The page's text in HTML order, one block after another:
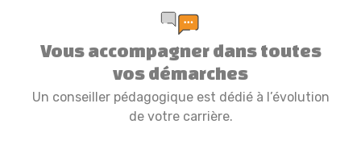
Vous accompagner dans toutes
vos démarches
Un conseiller pédagogique est dédié à l’évolution
de votre carrière.